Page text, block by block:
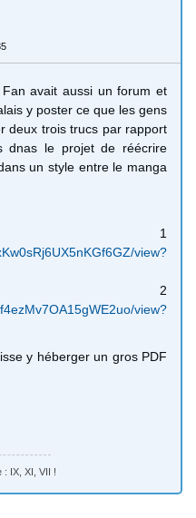
avait aussi un forum et
y poster ce que les gens
deux trois trucs par rapport
dnas le projet de réécrire
un style entre le manga
1
view?
2
view?
y héberger un gros PDF
: IX, XI, VII !